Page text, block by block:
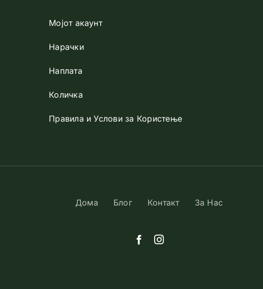
Мојот акаунт
Нарачки
Наплата
Количка
Правила и Услови за Користење
Добивајте
Дома Блог Контакт За Нас